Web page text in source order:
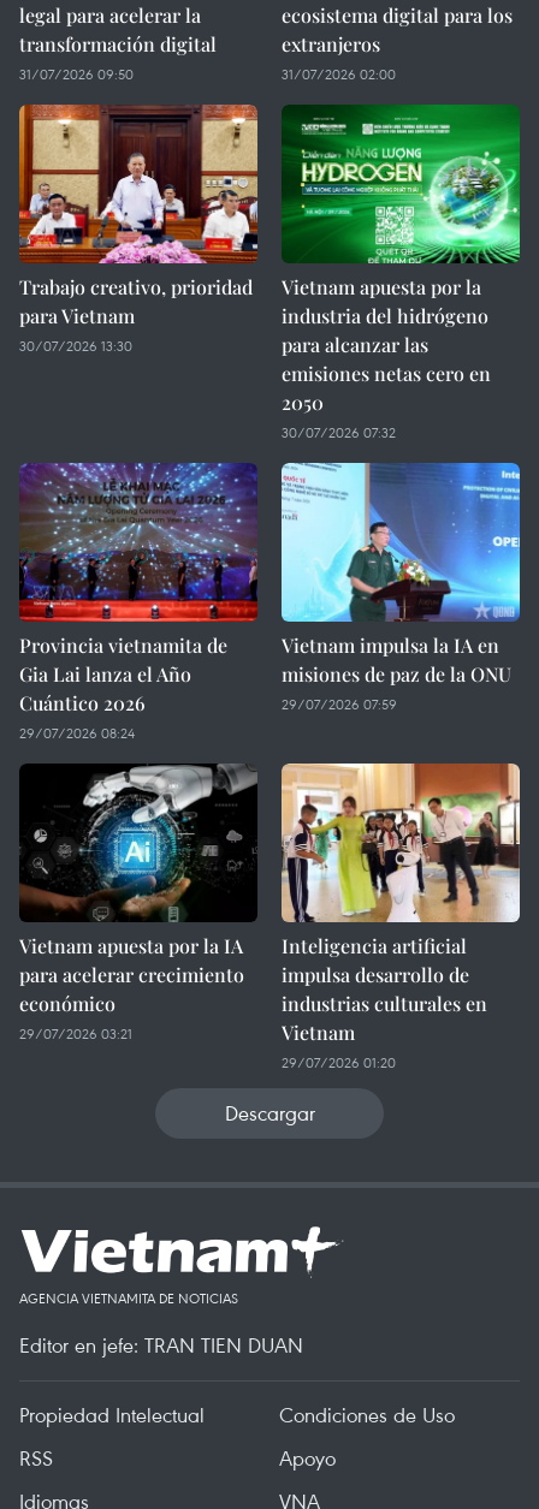
legal para acelerar la
transformación digital
31/07/2026 09:50
ecosistema digital para los
extranjeros
31/07/2026 02:00
Trabajo creativo, prioridad
para Vietnam
30/07/2026 13:30
Vietnam apuesta por la
industria del hidrógeno
para alcanzar las
emisiones netas cero en
2050
30/07/2026 07:32
Provincia vietnamita de
Gia Lai lanza el Año
Cuántico 2026
29/07/2026 08:24
Vietnam impulsa la IA en
misiones de paz de la ONU
29/07/2026 07:59
Vietnam apuesta por la IA
para acelerar crecimiento
económico
29/07/2026 03:21
Inteligencia artificial
impulsa desarrollo de
industrias culturales en
Vietnam
29/07/2026 01:20
Descargar
AGENCIA VIETNAMITA DE NOTICIAS
Editor en jefe: TRAN TIEN DUAN
Propiedad Intelectual
Condiciones de Uso
RSS
Apoyo
Idiomas
VNA